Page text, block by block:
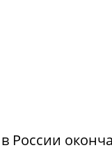
России